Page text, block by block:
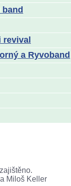
a Ryvoband
Miloš Keller